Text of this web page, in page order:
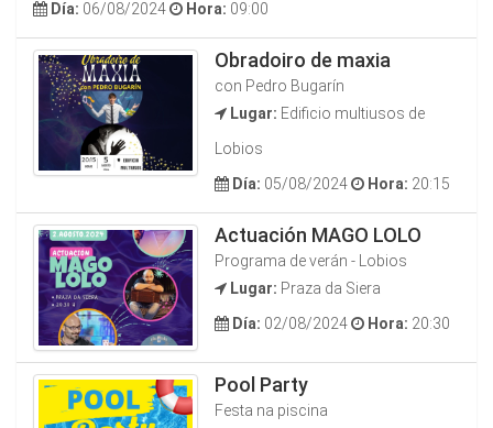
Día: 06/08/2024 Hora: 09:00
Obradoiro de maxia
con Pedro Bugarín
Lugar: Edificio multiusos de
Lobios
Día: 05/08/2024 Hora: 20:15
Actuación MAGO LOLO
Programa de verán - Lobios
Lugar: Praza da Siera
Día: 02/08/2024 Hora: 20:30
Pool Party
Festa na piscina